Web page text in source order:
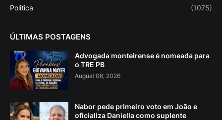
Politica (1075)
ÚLTIMAS POSTAGENS
Advogada monteirense é nomeada para
o TRE PB
August 06, 2026
Nabor pede primeiro voto em João e
oficializa Daniella como suplente